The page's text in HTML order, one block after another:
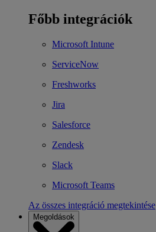
Főbb integrációk
Microsoft Intune
ServiceNow
Freshworks
Jira
Salesforce
Zendesk
Slack
Microsoft Teams
Az összes integráció megtekintése
Megoldások